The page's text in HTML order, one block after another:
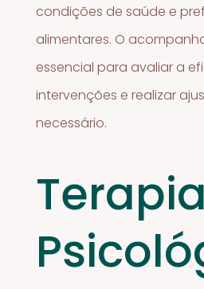
condições de saúde e
alimentares. O
essencial para avaliar a
intervenções e realizar
necessário.